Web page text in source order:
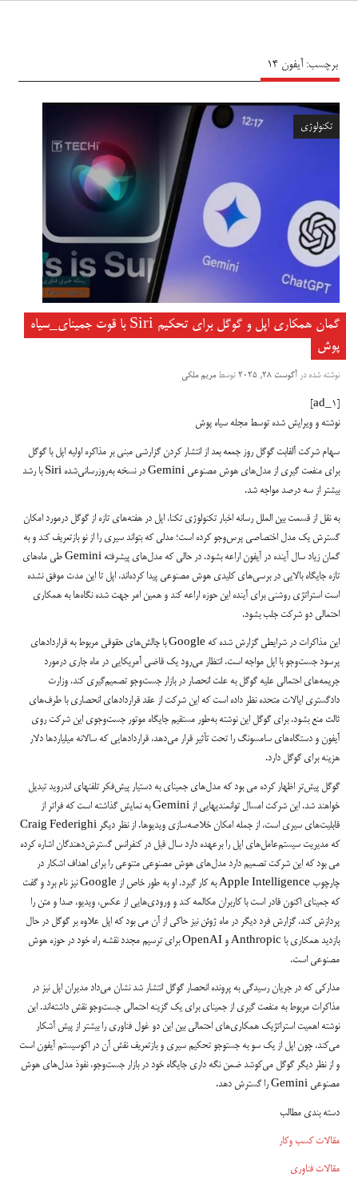
برچسب: آیفون 14
تکنولوژی
گمان همکاری اپل و گوگل برای تحکیم Siri با قوت جمینای_سیاه
پوش
نوشته شده در آگوست 28, 2025 توسطمریم ملکی
نوشته و ویرایش شده توسط مجله سیاه پوش
سهام شرکت آلفابت گوگل روز جمعه بعد از انتشار کردن گزارشی مبنی بر مذاکره اولیه اپل با گوگل
برای منفعت گیری از مدل‌های هوش مصنوعی Gemini در نسخه به‌روزرسانی‌شده Siri با رشد
بیشتر از سه درصد مواجه شد.
به نقل از قسمت بین الملل رسانه اخبار تکنولوژی تکنا، اپل در هفته‌های تازه از گوگل درمورد امکان
گسترش یک مدل اختصاصی پرس‌وجو کرده است؛ مدلی که بتواند سیری را از نو بازتعریف کند و به
گمان زیاد سال آینده در آیفون اراعه بشود. در حالی که مدل‌های پیشرفته Gemini طی ماه‌های
تازه جایگاه بالایی در برسی‌های کلیدی هوش مصنوعی پیدا کرده‌اند، اپل تا این مدت موفق نشده
است استراتژی روشنی برای آینده این حوزه اراعه کند و همین امر جهت شده نگاه‌ها به همکاری
احتمالی دو شرکت جلب بشود.
این مذاکرات در شرایطی گزارش شده که Google با چالش‌های حقوقی مربوط به قراردادهای
پرسود جست‌وجو با اپل مواجه است. انتظار می‌رود یک قاضی آمریکایی در ماه جاری درمورد
جریمه‌های احتمالی علیه گوگل به علت انحصار در بازار جست‌وجو تصمیم‌گیری کند. وزارت
دادگستری ایالات متحده نظر داده است که این شرکت از عقد قراردادهای انحصاری با طرف‌های
ثالث منع بشود. برای گوگل این نوشته به‌طور مستقیم جایگاه موتور جست‌وجوی این شرکت روی
آیفون و دستگاه‌های سامسونگ را تحت تأثیر قرار می‌دهد، قراردادهایی که سالانه میلیاردها دلار
هزینه برای گوگل دارد.
گوگل پیش‌تر اظهار کرده می بود که مدل‌های جمینای به دستیار پیش‌فکر تلفنهای اندروید تبدیل
خواهند شد. این شرکت امسال توانمندیهایی از Gemini به نمایش گذاشته است که فراتر از
قابلیت‌های سیری است، از جمله امکان خلاصه‌سازی ویدیوها. از نظر دیگر Craig Federighi
که مدیریت سیستم‌عامل‌های اپل را برعهده دارد سال قبل در کنفرانس گسترش‌دهندگان اشاره کرده
می بود که این شرکت تصمیم دارد مدل‌های هوش مصنوعی متنوعی را برای اهداف اشکار در
چارچوب Apple Intelligence به کار گیرد. او به طور خاص از Google نیز نام برد و گفت
که جمینای اکنون قادر است با کاربران مکالمه کند و ورودی‌هایی از عکس، ویدیو، صدا و متن را
پردازش کند. گزارش فرد دیگر در ماه ژوئن نیز حاکی از آن می بود که اپل علاوه بر گوگل در حال
بازدید همکاری با Anthropic و OpenAI برای ترسیم مجدد نقشه راه خود در حوزه هوش
مصنوعی است.
مدارکی که در جریان رسیدگی به پرونده انحصار گوگل انتشار شد نشان می‌داد مدیران اپل نیز در
مذاکرات مربوط به منفعت گیری از جمینای برای یک گزینه احتمالی جست‌وجو نقش داشته‌اند. این
نوشته اهمیت استراتژیک همکاری‌های احتمالی بین این دو غول فناوری را بیشتر از پیش آشکار
می‌کند، چون اپل از یک سو به جستوجو تحکیم سیری و بازتعریف نقش آن در اکوسیستم آیفون است
و از نظر دیگر گوگل می‌کوشد ضمن نگه داری جایگاه خود در بازار جست‌وجو، نفوذ مدل‌های هوش
مصنوعی Gemini را گسترش دهد.
دسته بندی مطالب
مقالات کسب وکار
مقالات فناوری